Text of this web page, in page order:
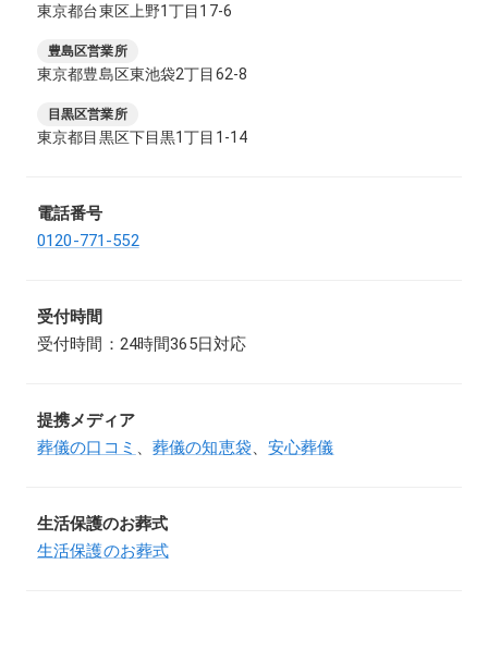
東京都台東区上野1丁目17-6
豊島区営業所
東京都豊島区東池袋2丁目62-8
目黒区営業所
東京都目黒区下目黒1丁目1-14
電話番号
0120-771-552
受付時間
受付時間：24時間365日対応
提携メディア
葬儀の口コミ 、葬儀の知恵袋、安心葬儀
生活保護のお葬式
生活保護のお葬式